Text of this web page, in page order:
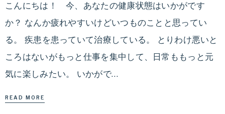
こんにちは！ 今、あなたの健康状態はいかがです
か？ なんか疲れやすいけどいつものことと思ってい
る。 疾患を患っていて治療している。 とりわけ悪いと
ころはないがもっと仕事を集中して、日常ももっと元
気に楽しみたい。 いかがで…
READ MORE